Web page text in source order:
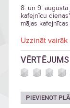
8. un 9.
kafejnīcu
mājas
Uzzināt vairāk
VĒRTĒJUMS
PIEVIENOT